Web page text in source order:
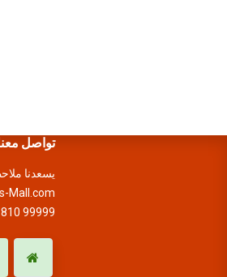
تواصل
يسعدنا
Mall.com
99999